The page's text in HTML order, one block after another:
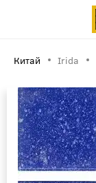
Китай Irida